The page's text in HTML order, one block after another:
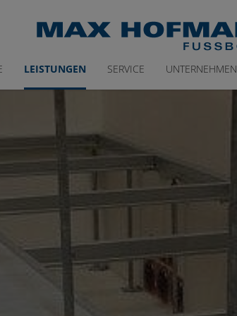
LEISTUNGEN SERVICE UNTERNEHMEN